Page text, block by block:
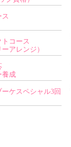
トコース
アレンジ）
養成
ケスペシャル3回